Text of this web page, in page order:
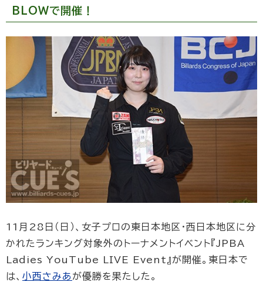
BLOWで開催！
11月28日（日）、女子プロの東日本地区・西日本地区に分
かれたランキング対象外のトーナメントイベント『JPBA
Ladies YouTube LIVE Event』が開催。東日本で
は、 小西さみあ が優勝を果たした。